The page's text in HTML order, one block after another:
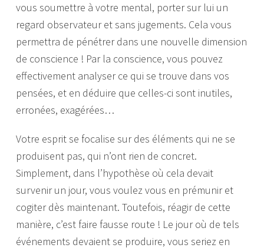
vous soumettre à votre mental, porter sur lui un
regard observateur et sans jugements. Cela vous
permettra de pénétrer dans une nouvelle dimension
de conscience ! Par la conscience, vous pouvez
effectivement analyser ce qui se trouve dans vos
pensées, et en déduire que celles-ci sont inutiles,
erronées, exagérées…
Votre esprit se focalise sur des éléments qui ne se
produisent pas, qui n’ont rien de concret.
Simplement, dans l’hypothèse où cela devait
survenir un jour, vous voulez vous en prémunir et
cogiter dès maintenant. Toutefois, réagir de cette
manière, c’est faire fausse route ! Le jour où de tels
événements devaient se produire, vous seriez en